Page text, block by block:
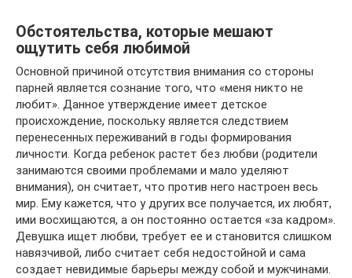
Обстоятельства, которые мешают
ощутить себя любимой
Основной причиной отсутствия внимания со стороны
парней является сознание того, что «меня никто не
любит». Данное утверждение имеет детское
происхождение, поскольку является следствием
перенесенных переживаний в годы формирования
личности. Когда ребенок растет без любви (родители
занимаются своими проблемами и мало уделяют
внимания), он считает, что против него настроен весь
мир. Ему кажется, что у других все получается, их любят,
ими восхищаются, а он постоянно остается «за кадром».
Девушка ищет любви, требует ее и становится слишком
навязчивой, либо считает себя недостойной и сама
создает невидимые барьеры между собой и мужчинами.